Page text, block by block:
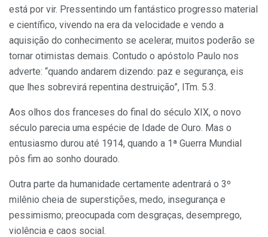
está por vir. Pressentindo um fantástico progresso material
e científico, vivendo na era da velocidade e vendo a
aquisição do conhecimento se acelerar, muitos poderão se
tornar otimistas demais. Contudo o apóstolo Paulo nos
adverte: “quando andarem dizendo: paz e segurança, eis
que lhes sobrevirá repentina destruição”, ITm. 5.3.
Aos olhos dos franceses do final do século XIX, o novo
século parecia uma espécie de Idade de Ouro. Mas o
entusiasmo durou até 1914, quando a 1ª Guerra Mundial
pôs fim ao sonho dourado.
Outra parte da humanidade certamente adentrará o 3º
milênio cheia de superstições, medo, insegurança e
pessimismo; preocupada com desgraças, desemprego,
violência e caos social.